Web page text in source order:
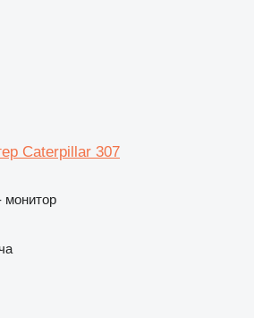
Caterpillar 307
монитор